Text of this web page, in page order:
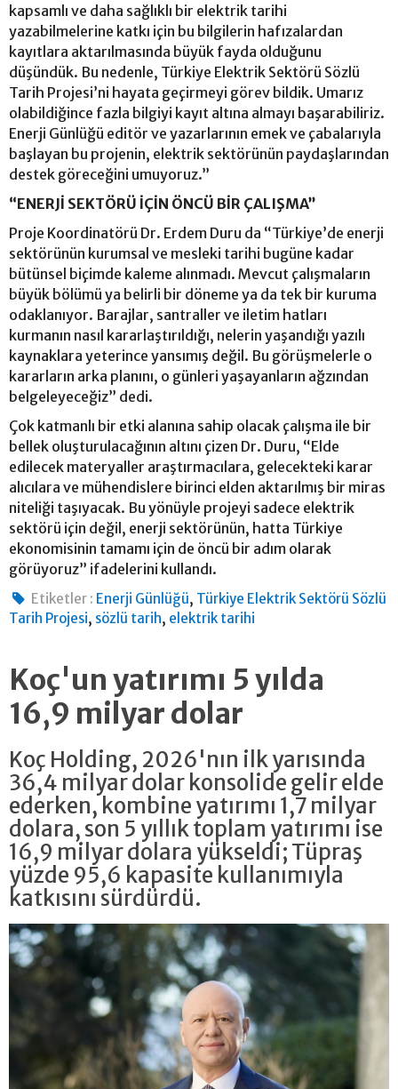
kapsamlı ve daha sağlıklı bir elektrik tarihi
yazabilmelerine katkı için bu bilgilerin hafızalardan
kayıtlara aktarılmasında büyük fayda olduğunu
düşündük. Bu nedenle, Türkiye Elektrik Sektörü Sözlü
Tarih Projesi’ni hayata geçirmeyi görev bildik. Umarız
olabildiğince fazla bilgiyi kayıt altına almayı başarabiliriz.
Enerji Günlüğü editör ve yazarlarının emek ve çabalarıyla
başlayan bu projenin, elektrik sektörünün paydaşlarından
destek göreceğini umuyoruz.”
“ENERJİ SEKTÖRÜ İÇİN ÖNCÜ BİR ÇALIŞMA”
Proje Koordinatörü Dr. Erdem Duru da “Türkiye’de enerji
sektörünün kurumsal ve mesleki tarihi bugüne kadar
bütünsel biçimde kaleme alınmadı. Mevcut çalışmaların
büyük bölümü ya belirli bir döneme ya da tek bir kuruma
odaklanıyor. Barajlar, santraller ve iletim hatları
kurmanın nasıl kararlaştırıldığı, nelerin yaşandığı yazılı
kaynaklara yeterince yansımış değil. Bu görüşmelerle o
kararların arka planını, o günleri yaşayanların ağzından
belgeleyeceğiz” dedi.
Çok katmanlı bir etki alanına sahip olacak çalışma ile bir
bellek oluşturulacağının altını çizen Dr. Duru, “Elde
edilecek materyaller araştırmacılara, gelecekteki karar
alıcılara ve mühendislere birinci elden aktarılmış bir miras
niteliği taşıyacak. Bu yönüyle projeyi sadece elektrik
sektörü için değil, enerji sektörünün, hatta Türkiye
ekonomisinin tamamı için de öncü bir adım olarak
görüyoruz” ifadelerini kullandı.
Etiketler : Enerji Günlüğü, Türkiye Elektrik Sektörü Sözlü
Tarih Projesi, sözlü tarih, elektrik tarihi
Koç'un yatırımı 5 yılda
16,9 milyar dolar
Koç Holding, 2026'nın ilk yarısında
36,4 milyar dolar konsolide gelir elde
ederken, kombine yatırımı 1,7 milyar
dolara, son 5 yıllık toplam yatırımı ise
16,9 milyar dolara yükseldi; Tüpraş
yüzde 95,6 kapasite kullanımıyla
katkısını sürdürdü.